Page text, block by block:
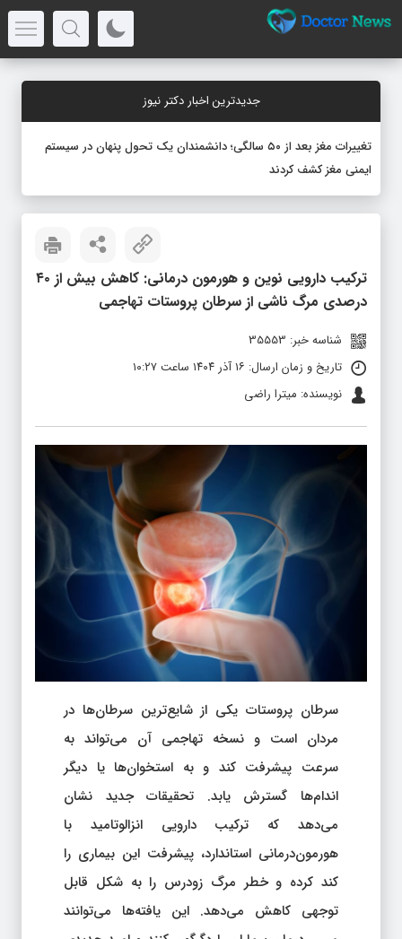
جدیدترین اخبار دکتر نیوز
تغییرات مغز بعد از ۵۰ سالگی؛ دانشمندان یک تحول پنهان در سیستم
ایمنی مغز کشف کردند
ترکیب دارویی نوین و هورمون‌ درمانی: کاهش بیش از ۴۰
درصدی مرگ ناشی از سرطان پروستات تهاجمی
شناسه خبر: 35553
تاریخ و زمان ارسال: ۱۶ آذر ۱۴۰۴ ساعت ۱۰:۲۷
نویسنده: میترا راضی
سرطان پروستات یکی از شایع‌ترین سرطان‌ها در
مردان است و نسخه تهاجمی آن می‌تواند به
سرعت پیشرفت کند و به استخوان‌ها یا دیگر
اندام‌ها گسترش یابد. تحقیقات جدید نشان
می‌دهد که ترکیب دارویی انزالوتامید با
هورمون‌درمانی استاندارد، پیشرفت این بیماری را
کند کرده و خطر مرگ زودرس را به شکل قابل
توجهی کاهش می‌دهد. این یافته‌ها می‌توانند